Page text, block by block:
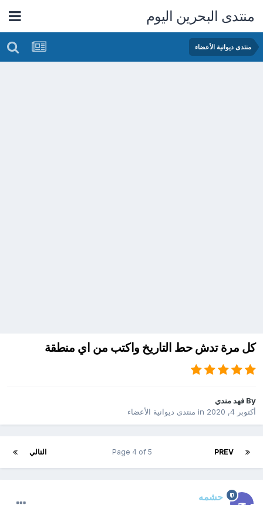
منتدى البحرين اليوم
منتدى ديوانية الأعضاء
كل مرة تدش حط التاريخ واكتب من اي منطقة
By فهد مندي
أكتوبر 4, 2020
in منتدى ديوانية الأعضاء
PREV التالي Page 4 of 5
حشمه